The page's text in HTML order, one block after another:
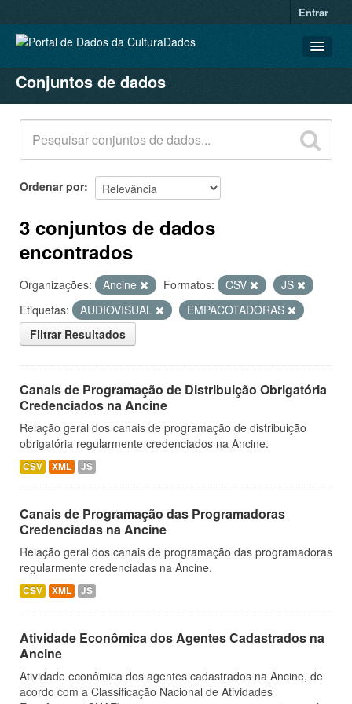
Entrar
CONJUNTOS DE DADOS
ORGANIZAÇÕES
GRUPOS
SOBRE
Conjuntos de dados
Ordenar por
3 conjuntos de dados
encontrados
Organizações: Ancine Formatos: CSV
JS
Etiquetas:
AUDIOVISUAL
EMPACOTADORAS
Filtrar Resultados
Canais de Programação de Distribuição Obrigatória
Credenciados na Ancine
Relação geral dos canais de programação de distribuição
obrigatória regularmente credenciados na Ancine.
CSV XML JS
Canais de Programação das Programadoras
Credenciadas na Ancine
Relação geral dos canais de programação das programadoras
regularmente credenciadas na Ancine.
CSV XML JS
Atividade Econômica dos Agentes Cadastrados na
Ancine
Atividade econômica dos agentes cadastrados na Ancine, de
acordo com a Classificação Nacional de Atividades